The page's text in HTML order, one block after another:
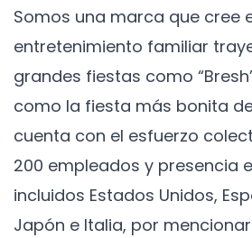
Somos una marca que cree
entretenimiento familiar
grandes fiestas como
como la fiesta más bonita
cuenta con el esfuerzo
200 empleados y presencia
incluidos Estados Unidos,
Japón e Italia, por